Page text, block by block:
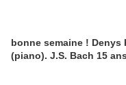
bonne semaine ! Denys Kokhanovsky
(piano). J.S. Bach 15